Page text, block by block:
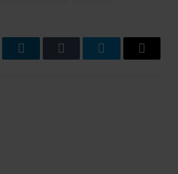
LinkedInTumblr TelegramEmail